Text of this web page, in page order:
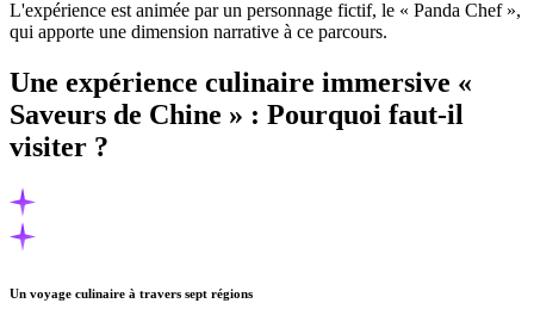
L'expérience est animée par un personnage fictif, le « Panda Chef »,
qui apporte une dimension narrative à ce parcours.
Une expérience culinaire immersive «
Saveurs de Chine » : Pourquoi faut-il
visiter ?
Un voyage culinaire à travers sept régions